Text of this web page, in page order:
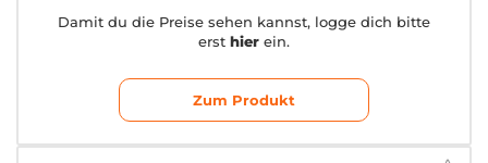
Damit du die Preise sehen kannst, logge dich bitte
erst hier ein.
Zum Produkt